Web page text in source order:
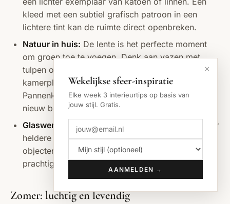
kleed met een subtiel grafisch patroon in een
lichtere tint kan de ruimte direct openbreken.
Natuur in huis: De lente is het perfecte moment
om groen toe te voegen. Denk aan vazen met
tulpen of narcissen. Een nieuwe, frisgroene
kamerplant, zoals een Varen of een
Pannenkoekplant, versterkt het gevoel van een
nieuw begin.
Glaswerk:
Vervang donker, gerookt glaswerk door
heldere of lichtgekleurde glazen vazen en
objecten. Dit vangt het toenemende daglicht
prachtig op en verspreidt het door de kamer.
Zomer: luchtig en levendig
×
Wekelijkse sfeer-inspiratie
Elke week 3 interieurtips op basis van
jouw stijl. Gratis.
AANMELDEN →